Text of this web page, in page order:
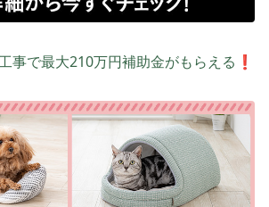
事で最大210万円補助金がもらえる❗